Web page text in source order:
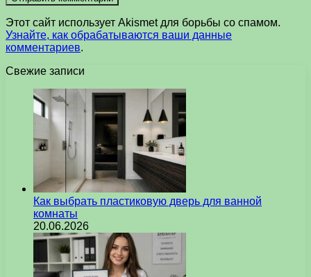
Этот сайт использует Akismet для борьбы со спамом.
Узнайте, как обрабатываются ваши данные
комментариев.
Свежие записи
Как выбрать пластиковую дверь для ванной
комнаты
20.06.2026